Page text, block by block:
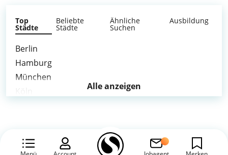
Top
Städte
Beliebte
Städte
Ähnliche
Suchen
Ausbildung
Berlin
Hamburg
München
Dortmund
Alle anzeigen